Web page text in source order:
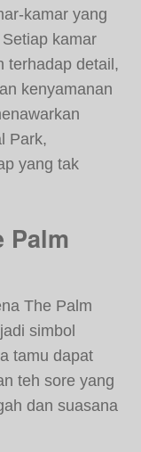
kamar yang
kamar
terhadap detail,
kenyamanan
Park,
yang tak
Palm
The Palm
simbol
tamu dapat
teh sore yang
dan suasana